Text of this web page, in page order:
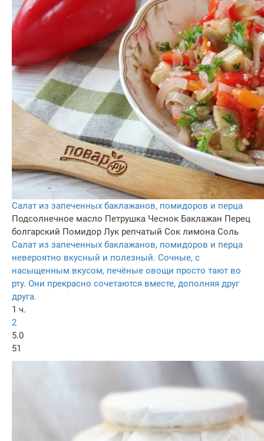
Салат из запеченных баклажанов, помидоров и перца
Подсолнечное масло Петрушка Чеснок Баклажан Перец
болгарский Помидор Лук репчатый Сок лимона Соль
Салат из запеченных баклажанов, помидоров и перца
невероятно вкусный и полезный. Сочные, с
насыщенным вкусом, печёные овощи просто тают во
рту. Они прекрасно сочетаются вместе, дополняя друг
друга.
1 ч.
2
5.0
51